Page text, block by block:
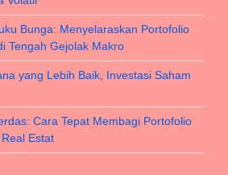
Bunga: Menyelaraskan Portofolio
Tengah Gejolak Makro
yang Lebih Baik, Investasi Saham
Cara Tepat Membagi Portofolio
Estat